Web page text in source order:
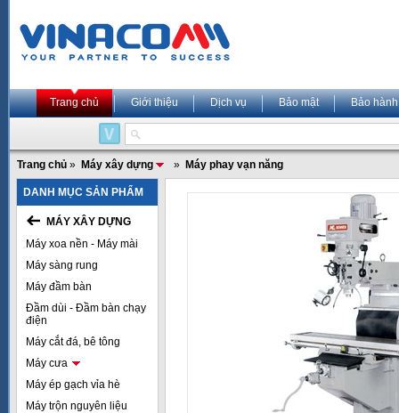
Trang chủ Giới thiệu Dịch vụ Bảo mật Bảo hành
Trang chủ » Máy xây dựng » Máy phay vạn năng
DANH MỤC SẢN PHẨM
MÁY XÂY DỰNG
Máy xoa nền - Máy mài
Máy sàng rung
Máy đầm bàn
Đầm dùi - Đầm bàn chạy
điện
Máy cắt đá, bê tông
Máy cưa
Máy ép gạch vỉa hè
Máy trộn nguyên liệu